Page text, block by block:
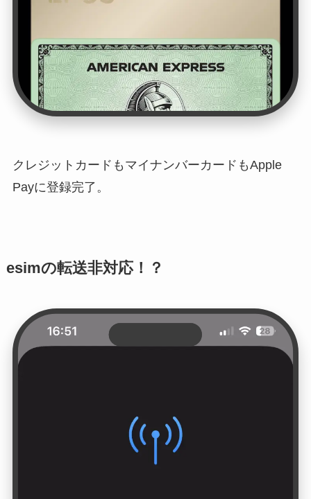
クレジットカードもマイナンバーカードもApple
Payに登録完了。
esimの転送非対応！？